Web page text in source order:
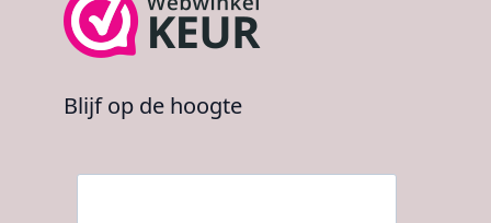
Blijf op de hoogte